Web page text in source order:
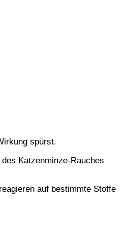
spürst.
Katzenminze-Rauches
auf bestimmte Stoffe